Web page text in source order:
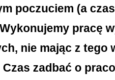
poczuciem (a
pracę
nie mając z tego
zadbać o